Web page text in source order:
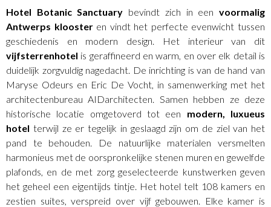
Hotel Botanic Sanctuary bevindt zich in eenvoormalig
Antwerps kloosteren vindt het perfecte evenwicht tussen
geschiedenis en modern design. Het interieur van dit
vijfsterrenhotel is geraffineerd en warm, en over elk detail is
duidelijk zorgvuldig nagedacht. De inrichting is van de hand van
Maryse Odeurs en Eric De Vocht, in samenwerking met het
architectenbureau AIDarchitecten. Samen hebben ze deze
historische locatie omgetoverd tot een modern, luxueus
hotel terwijl ze er tegelijk in geslaagd zijn om de ziel van het
pand te behouden. De natuurlijke materialen versmelten
harmonieus met de oorspronkelijke stenen muren en gewelfde
plafonds, en de met zorg geselecteerde kunstwerken geven
het geheel een eigentijds tintje. Het hotel telt 108 kamers en
zestien suites, verspreid over vijf gebouwen. Elke kamer is